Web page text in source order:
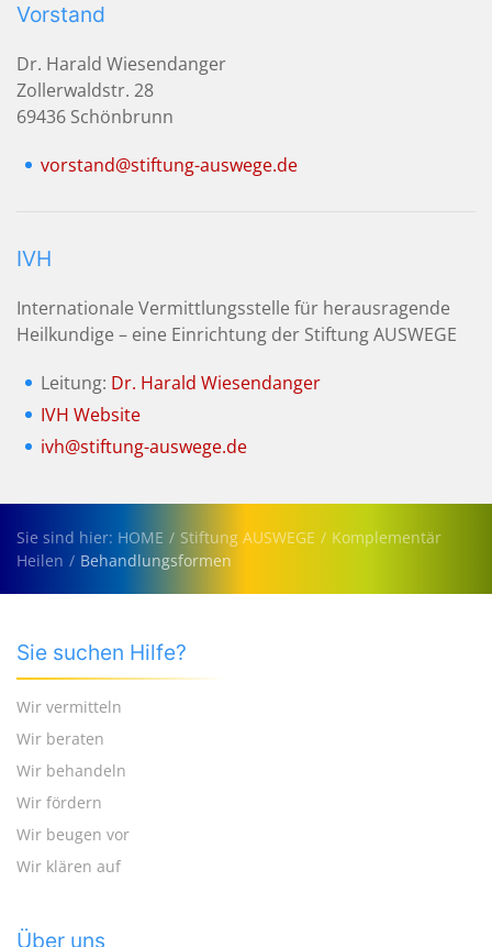
Vorstand
Dr. Harald Wiesendanger
Zollerwaldstr. 28
69436 Schönbrunn
vorstand@stiftung-auswege.de
IVH
Internationale Vermittlungsstelle für herausragende
Heilkundige – eine Einrichtung der Stiftung AUSWEGE
Leitung: Dr. Harald Wiesendanger
IVH Website
ivh@stiftung-auswege.de
Sie sind hier: HOME Stiftung AUSWEGE
Komplementär
Heilen
Behandlungsformen
Sie suchen Hilfe?
Wir vermitteln
Wir beraten
Wir behandeln
Wir fördern
Wir beugen vor
Wir klären auf
Über uns